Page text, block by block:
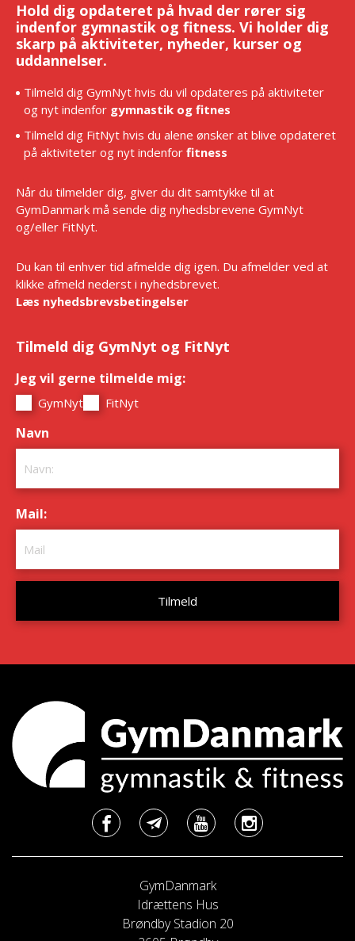
Hold dig opdateret på hvad der rører sig
indenfor gymnastik og fitness. Vi holder dig
skarp på aktiviteter, nyheder, kurser og
uddannelser.
Tilmeld dig GymNyt hvis du vil opdateres på aktiviteter
og nyt indenfor gymnastik og fitnes
Tilmeld dig FitNyt hvis du alene ønsker at blive opdateret
på aktiviteter og nyt indenfor fitness
Når du tilmelder dig, giver du dit samtykke til at
GymDanmark må sende dig nyhedsbrevene GymNyt
og/eller FitNyt.
Du kan til enhver tid afmelde dig igen. Du afmelder ved at
klikke afmeld nederst i nyhedsbrevet.
Læs nyhedsbrevsbetingelser
Tilmeld dig GymNyt og FitNyt
Jeg vil gerne tilmelde mig:
GymNyt FitNyt
Navn
Mail:
GymDanmark
Idrættens Hus
Brøndby Stadion 20